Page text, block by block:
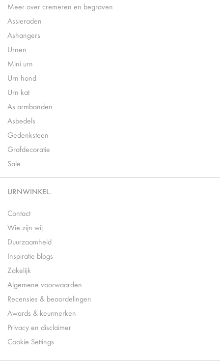
Meer over cremeren en begraven
Assieraden
Ashangers
Urnen
Mini urn
Urn hond
Urn kat
As armbanden
Asbedels
Gedenksteen
Grafdecoratie
Sale
URNWINKEL.
Contact
Wie zijn wij
Duurzaamheid
Inspiratie blogs
Zakelijk
Algemene voorwaarden
Recensies & beoordelingen
Awards & keurmerken
Privacy en disclaimer
Cookie Settings